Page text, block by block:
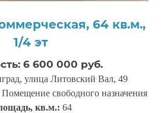
64 кв.м.,
1/4 эт
6 600 000 руб.
улица Литовский Вал, 49
Помещение свободного назначения
кв.м.: 64